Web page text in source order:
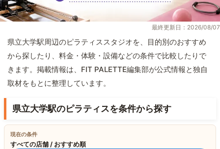
最終更新日：2026/08/07
県立大学駅周辺のピラティススタジオを、目的別のおすすめ
から探したり、料金・体験・設備などの条件で比較したりで
きます。掲載情報は、FIT PALETTE編集部が公式情報と独自
取材をもとに整理しています。
県立大学駅のピラティスを条件から探す
現在の条件
すべての店舗 / おすすめ順